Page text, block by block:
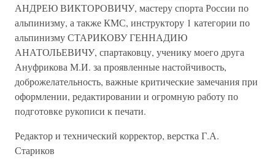
АНДРЕЮ ВИКТОРОВИЧУ, мастеру спорта России по
альпинизму, а также КМС, инструктору 1 категории по
альпинизму СТАРИКОВУ ГЕННАДИЮ
АНАТОЛЬЕВИЧУ, спартаковцу, ученику моего друга
Ануфрикова М.И. за проявленные настойчивость,
доброжелательность, важные критические замечания при
оформлении, редактировании и огромную работу по
подготовке рукописи к печати.
Редактор и технический корректор, верстка Г.А.
Стариков